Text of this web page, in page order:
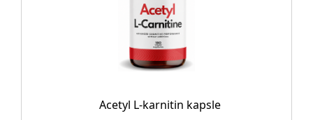
Acetyl L-karnitin kapsle